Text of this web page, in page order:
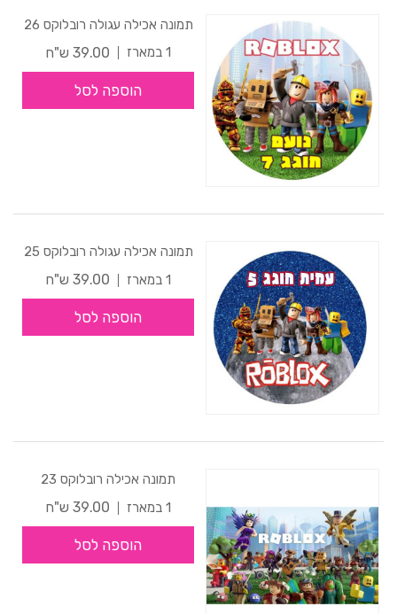
תמונה אכילה עגולה רובלוקס 26
1 במארז
39.00 ש"ח
הוספה לסל
תמונה אכילה עגולה רובלוקס 25
1 במארז
39.00 ש"ח
הוספה לסל
תמונה אכילה רובלוקס 23
1 במארז
39.00 ש"ח
הוספה לסל